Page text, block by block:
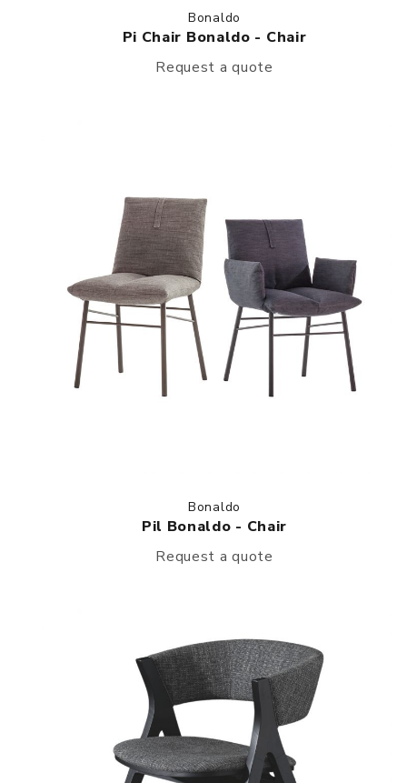
Bonaldo
Pi Chair Bonaldo - Chair
Request a quote
Bonaldo
Pil Bonaldo - Chair
Request a quote